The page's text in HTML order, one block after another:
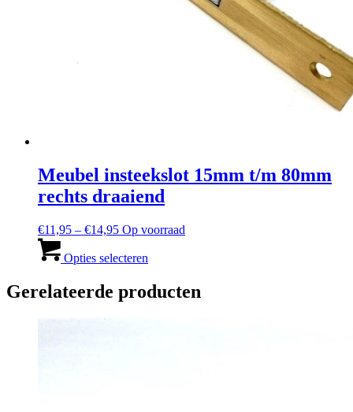
Meubel insteekslot 15mm t/m 80mm
rechts draaiend
€11,95 – €14,95Prijsbereik:
tot
€14,95
Op voorraad
Opties selecteren
meerdere
varianten.
Gerelateerde producten